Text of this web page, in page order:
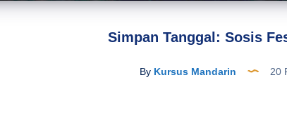
Simpan Tanggal: Sosis
ByKursus Mandarin 20